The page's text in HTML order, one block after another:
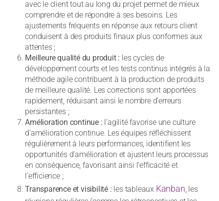
avec le client tout au long du projet permet de mieux
comprendre et de répondre à ses besoins. Les
ajustements fréquents en réponse aux retours client
conduisent à des produits finaux plus conformes aux
attentes ;
Meilleure qualité du produit : les cycles de
développement courts et les tests continus intégrés à la
méthode agile contribuent à la production de produits
de meilleure qualité. Les corrections sont apportées
rapidement, réduisant ainsi le nombre d’erreurs
persistantes ;
Amélioration continue : l’agilité favorise une culture
d’amélioration continue. Les équipes réfléchissent
régulièrement à leurs performances, identifient les
opportunités d’amélioration et ajustent leurs processus
en conséquence, favorisant ainsi l’efficacité et
l’efficience ;
Transparence et visibilité : les tableaux Kanban, les